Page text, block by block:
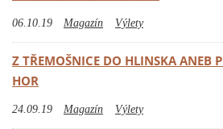
06.10.19 Magazín Výlety
Z TŘEMOŠNICE DO HLINSKA ANEB
HOR
24.09.19 Magazín Výlety